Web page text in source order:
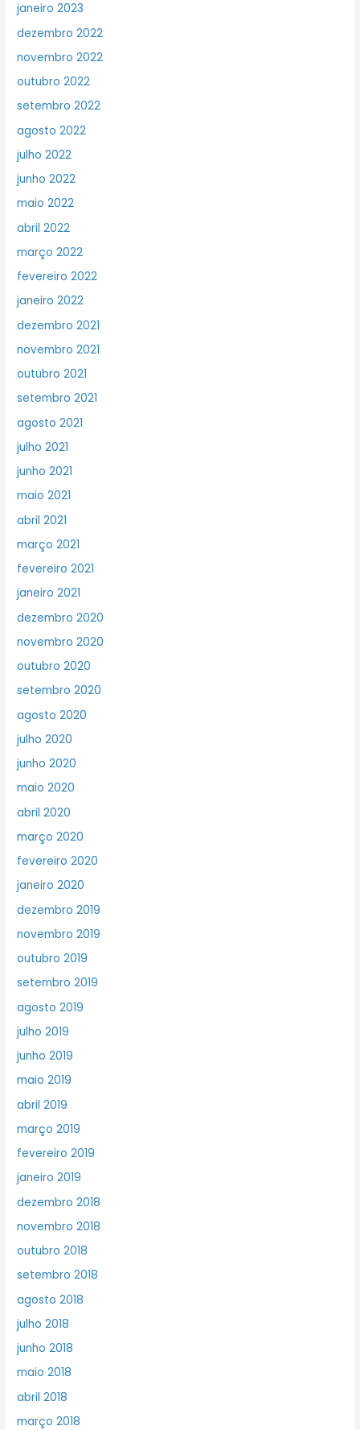
janeiro 2023
dezembro 2022
novembro 2022
outubro 2022
setembro 2022
agosto 2022
julho 2022
junho 2022
maio 2022
abril 2022
março 2022
fevereiro 2022
janeiro 2022
dezembro 2021
novembro 2021
outubro 2021
setembro 2021
agosto 2021
julho 2021
junho 2021
maio 2021
abril 2021
março 2021
fevereiro 2021
janeiro 2021
dezembro 2020
novembro 2020
outubro 2020
setembro 2020
agosto 2020
julho 2020
junho 2020
maio 2020
abril 2020
março 2020
fevereiro 2020
janeiro 2020
dezembro 2019
novembro 2019
outubro 2019
setembro 2019
agosto 2019
julho 2019
junho 2019
maio 2019
abril 2019
março 2019
fevereiro 2019
janeiro 2019
dezembro 2018
novembro 2018
outubro 2018
setembro 2018
agosto 2018
julho 2018
junho 2018
maio 2018
abril 2018
março 2018